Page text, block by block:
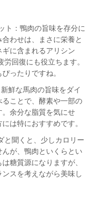
ト：鴨肉の旨味を存分に
わせは、まさに栄養と
に含まれるアリシン
回復にも役立ちます。
ったりですね。
鮮な馬肉の旨味をダイ
ことで、酵素や一部の
余分な脂質を気にせ
は特におすすめです。
と聞くと、少しカロリー
が、鴨肉といくらとい
糖質源になりますが、
スを考えながら美味し